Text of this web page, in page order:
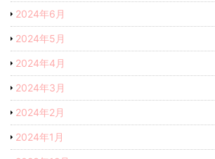
2024年6月
2024年5月
2024年4月
2024年3月
2024年2月
2024年1月